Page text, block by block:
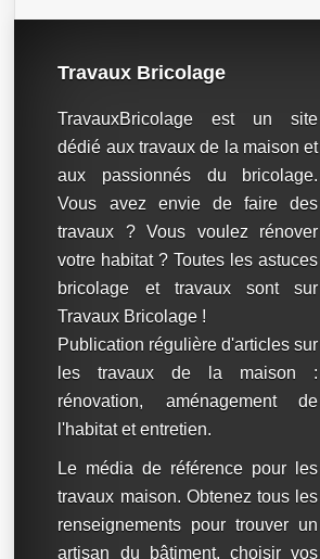
Travaux Bricolage
TravauxBricolage est un site
dédié aux travaux de la maison et
aux passionnés du bricolage.
Vous avez envie de faire des
travaux ? Vous voulez rénover
votre habitat ? Toutes les astuces
bricolage et travaux sont sur
Travaux Bricolage !
Publication régulière d'articles sur
les travaux de la maison :
rénovation, aménagement de
l'habitat et entretien.
Le média de référence pour les
travaux maison. Obtenez tous les
renseignements pour trouver un
artisan du bâtiment, choisir vos